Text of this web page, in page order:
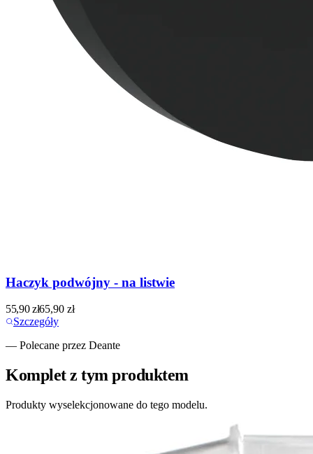
Haczyk podwójny - na listwie
55,90zł65,90 zł
Szczegóły
— Polecane przez Deante
Komplet z tym produktem
Produkty wyselekcjonowane do tego modelu.